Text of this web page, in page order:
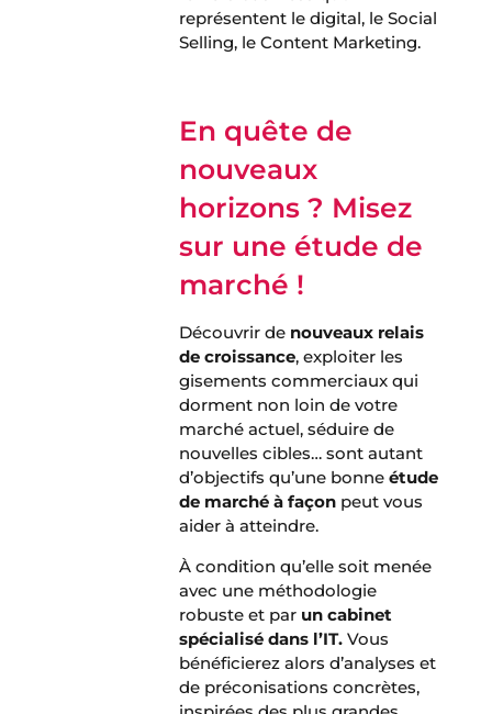
représentent le digital, le Social
Selling, le Content Marketing.
En quête de
nouveaux
horizons ? Misez
sur une étude de
marché !
Découvrir de nouveaux relais
de croissance, exploiter les
gisements commerciaux qui
dorment non loin de votre
marché actuel, séduire de
nouvelles cibles… sont autant
d’objectifs qu’une bonneétude
de marché à façon peut vous
aider à atteindre.
À condition qu’elle soit menée
avec une méthodologie
robuste et par un cabinet
spécialisé dans l’IT. Vous
bénéficierez alors d’analyses et
de préconisations concrètes,